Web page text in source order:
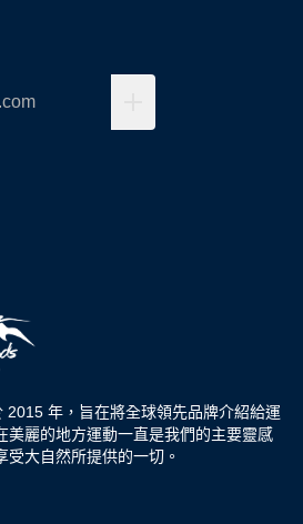
年，旨在將全球領先品牌介紹給運
美麗的地方運動一直是我們的主要靈感
大自然所提供的一切。